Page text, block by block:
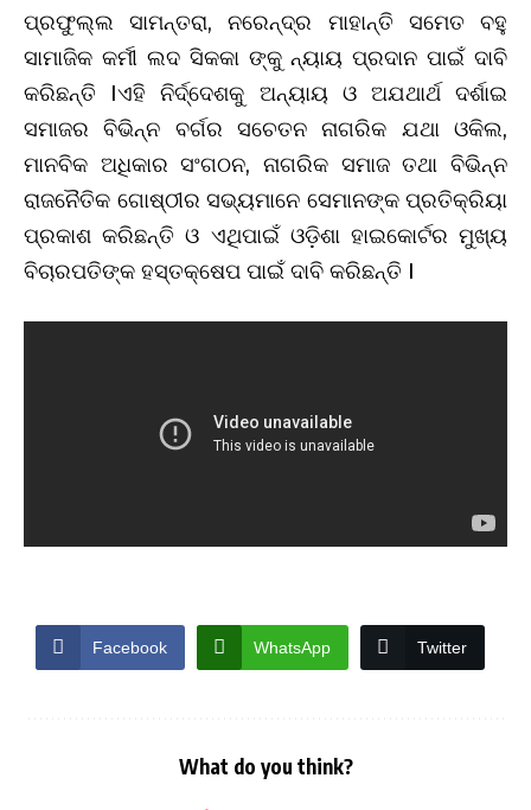
ପ୍ରଫୁଲ୍ଲ ସାମନ୍ତରା, ନରେନ୍ଦ୍ର ମାହାନ୍ତି ସମେତ ବହୁ
ସାମାଜିକ କର୍ମୀ ଲଦ ସିକକା ଙ୍କୁ ନ୍ୟାୟ ପ୍ରଦାନ ପାଇଁ ଦାବି
କରିଛନ୍ତି Iଏହି ନିର୍ଦ୍ଦେଶକୁ ଅନ୍ୟାୟ ଓ ଅଯଥାର୍ଥ ଦର୍ଶାଇ
ସମାଜର ବିଭିନ୍ନ ବର୍ଗର ସଚେତନ ନାଗରିକ ଯଥା ଓକିଲ,
ମାନବିକ ଅଧିକାର ସଂଗଠନ, ନାଗରିକ ସମାଜ ତଥା ବିଭିନ୍ନ
ରାଜନୈତିକ ଗୋଷ୍ଠୀର ସଭ୍ୟମାନେ ସେମାନଙ୍କ ପ୍ରତିକ୍ରିୟା
ପ୍ରକାଶ କରିଛନ୍ତି ଓ ଏଥିପାଇଁ ଓଡ଼ିଶା ହାଇକୋର୍ଟର ମୁଖ୍ୟ
ବିଚାରପତିଙ୍କ ହସ୍ତକ୍ଷେପ ପାଇଁ ଦାବି କରିଛନ୍ତି I
Facebook WhatsApp Twitter
What do you think?